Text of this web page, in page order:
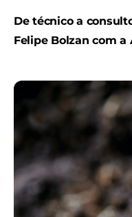
De técnico a
Felipe Bolzan com a